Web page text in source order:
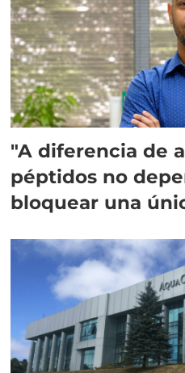
"A diferencia de
péptidos no
bloquear una